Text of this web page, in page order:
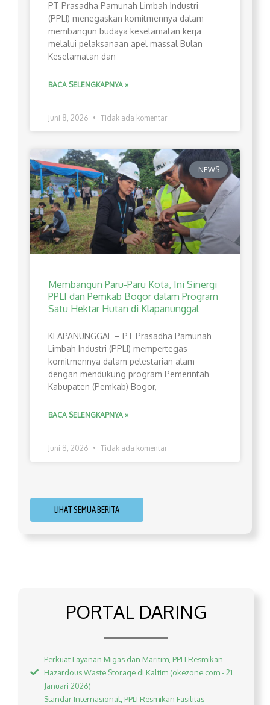
PT Prasadha Pamunah Limbah Industri
(PPLI) menegaskan komitmennya dalam
membangun budaya keselamatan kerja
melalui pelaksanaan apel massal Bulan
Keselamatan dan
BACA SELENGKAPNYA »
Juni 8, 2026 Tidak ada komentar
NEWS
Membangun Paru-Paru Kota, Ini Sinergi
PPLI dan Pemkab Bogor dalam Program
Satu Hektar Hutan di Klapanunggal
​KLAPANUNGGAL – PT Prasadha Pamunah
Limbah Industri (PPLI) mempertegas
komitmennya dalam pelestarian alam
dengan mendukung program Pemerintah
Kabupaten (Pemkab) Bogor,
BACA SELENGKAPNYA »
Juni 8, 2026 Tidak ada komentar
LIHAT SEMUA BERITA
PORTAL DARING
Perkuat Layanan Migas dan Maritim, PPLI Resmikan
Hazardous Waste Storage di Kaltim (okezone.com - 21
Januari 2026)
Standar Internasional, PPLI Resmikan Fasilitas